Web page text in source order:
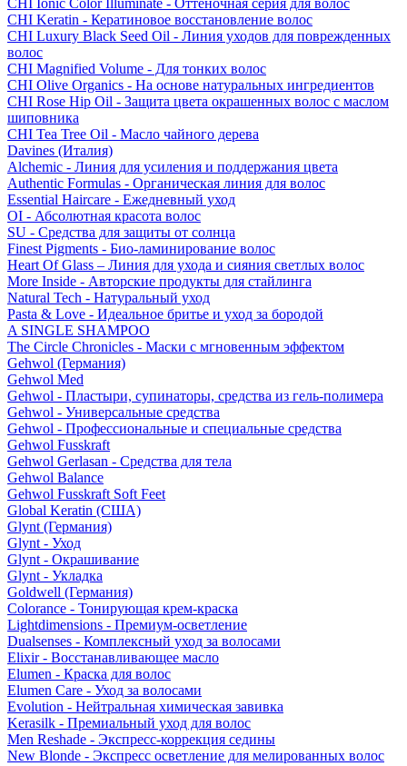
CHI Ionic Color Illuminate - Оттеночная серия для волос
CHI Keratin - Кератиновое восстановление волос
CHI Luxury Black Seed Oil - Линия уходов для поврежденных
волос
CHI Magnified Volume - Для тонких волос
CHI Olive Organics - На основе натуральных ингредиентов
CHI Rose Hip Oil - Защита цвета окрашенных волос с маслом
шиповника
CHI Tea Tree Oil - Масло чайного дерева
Davines (Италия)
Alchemic - Линия для усиления и поддержания цвета
Authentic Formulas - Органическая линия для волос
Essential Haircare - Eжедневный уход
OI - Абсолютная красота волос
SU - Средства для защиты от солнца
Finest Pigments - Био-ламинирование волос
Heart Of Glass – Линия для ухода и сияния светлых волос
More Inside - Авторские продукты для стайлинга
Natural Tech - Натуральный уход
Pasta & Love - Идеальное бритье и уход за бородой
A SINGLE SHAMPOO
The Circle Chronicles - Маски с мгновенным эффектом
Gehwol (Германия)
Gehwol Med
Gehwol - Пластыри, супинаторы, средства из гель-полимера
Gehwol - Универсальные средства
Gehwol - Профессиональные и специальные средства
Gehwol Fusskraft
Gehwol Gerlasan - Средства для тела
Gehwol Balance
Gehwol Fusskraft Soft Feet
Global Keratin (США)
Glynt (Германия)
Glynt - Уход
Glynt - Окрашивание
Glynt - Укладка
Goldwell (Германия)
Colorance - Тонирующая крем-краска
Lightdimensions - Премиум-осветление
Dualsenses - Комплексный уход за волосами
Elixir - Восстанавливающее масло
Elumen - Краска для волос
Elumen Care - Уход за волосами
Evolution - Нейтральная химическая завивка
Kerasilk - Премиальный уход для волос
Men Reshade - Экспресс-коррекция седины
New Blonde - Экспресс осветление для мелированных волос